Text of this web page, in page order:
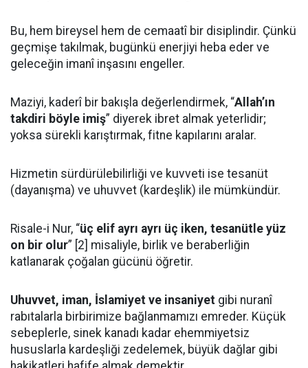
Bu, hem bireysel hem de cemaatî bir disiplindir. Çünkü
geçmişe takılmak, bugünkü enerjiyi heba eder ve
geleceğin imanî inşasını engeller.
Maziyi, kaderî bir bakışla değerlendirmek, “Allah’ın
takdiri böyle imiş” diyerek ibret almak yeterlidir;
yoksa sürekli karıştırmak, fitne kapılarını aralar.
Hizmetin sürdürülebilirliği ve kuvveti ise tesanüt
(dayanışma) ve uhuvvet (kardeşlik) ile mümkündür.
Risale-i Nur, “üç elif ayrı ayrı üç iken, tesanütle yüz
on bir olur” [2] misaliyle, birlik ve beraberliğin
katlanarak çoğalan gücünü öğretir.
Uhuvvet, iman, İslamiyet ve insaniyet gibi nuranî
rabıtalarla birbirimize bağlanmamızı emreder. Küçük
sebeplerle, sinek kanadı kadar ehemmiyetsiz
hususlarla kardeşliği zedelemek, büyük dağlar gibi